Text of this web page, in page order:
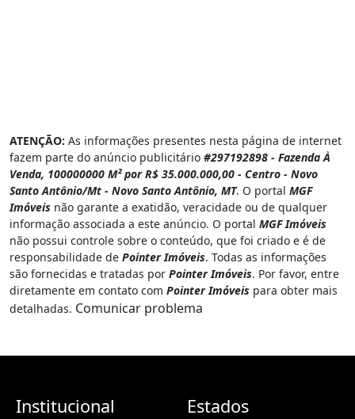
ATENÇÃO: As informações presentes nesta página de internet
fazem parte do anúncio publicitário #297192898 - Fazenda À
Venda, 100000000 M² por R$ 35.000.000,00 - Centro - Novo
Santo Antônio/Mt - Novo Santo Antônio, MT. O portal MGF
Imóveis não garante a exatidão, veracidade ou de qualquer
informação associada a este anúncio. O portal MGF Imóveis
não possui controle sobre o conteúdo, que foi criado e é de
responsabilidade de Pointer Imóveis. Todas as informações
são fornecidas e tratadas por Pointer Imóveis. Por favor, entre
diretamente em contato com Pointer Imóveis para obter mais
detalhadas. Comunicar problema
Institucional Estados